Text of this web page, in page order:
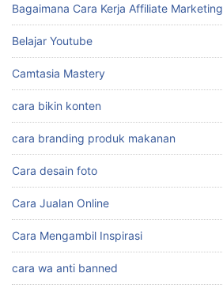
Bagaimana Cara Kerja Affiliate Marketing
Belajar Youtube
Camtasia Mastery
cara bikin konten
cara branding produk makanan
Cara desain foto
Cara Jualan Online
Cara Mengambil Inspirasi
cara wa anti banned